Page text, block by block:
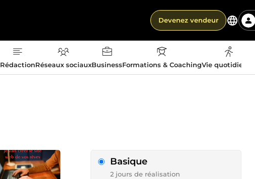
Devenez vendeur
RédactionRéseaux sociauxBusinessFormations & CoachingVie
Basique
2 jours de réalisation